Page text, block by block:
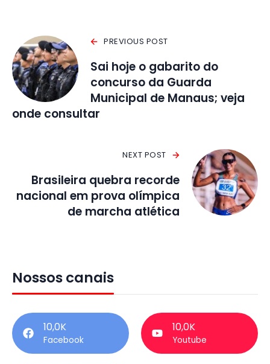
PREVIOUS POST
Sai hoje o gabarito do
concurso da Guarda
Municipal de Manaus; veja
onde consultar
NEXT POST
Brasileira quebra recorde
nacional em prova olímpica
de marcha atlética
Nossos canais
10,0K
Facebook
10,0K
Youtube